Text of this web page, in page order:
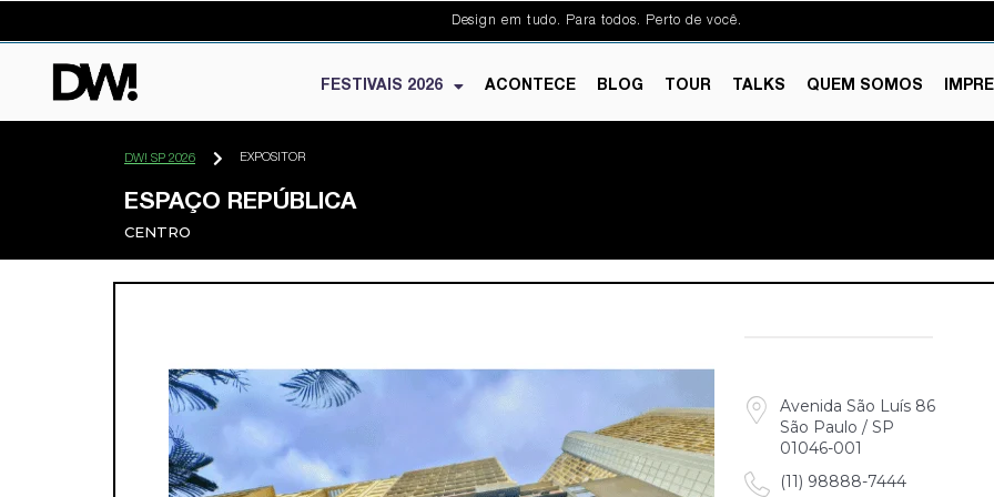
Design em tudo. Para todos. Perto de você.
FESTIVAIS 2026 ACONTECE BLOG TOUR TALKS QUEM SOMOS
DW! SP 2026 EXPOSITOR
ESPAÇO REPÚBLICA
CENTRO
Avenida São Luís 86
São Paulo / SP
01046-001
(11) 98888-7444